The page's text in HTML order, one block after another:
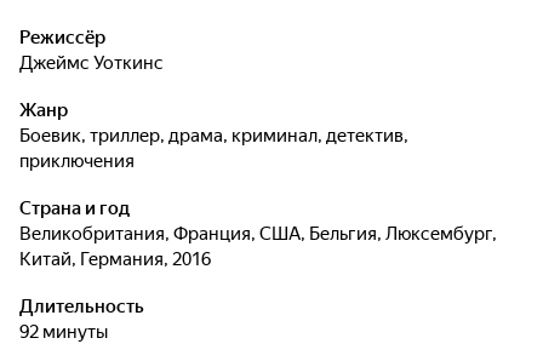
Режиссёр
Джеймс Уоткинс
Жанр
боевик, триллер, драма, криминал, детектив,
приключения
Страна и год
Великобритания, Франция, США, Бельгия, Люксембург,
Китай, Германия, 2016
Длительность
92 минуты